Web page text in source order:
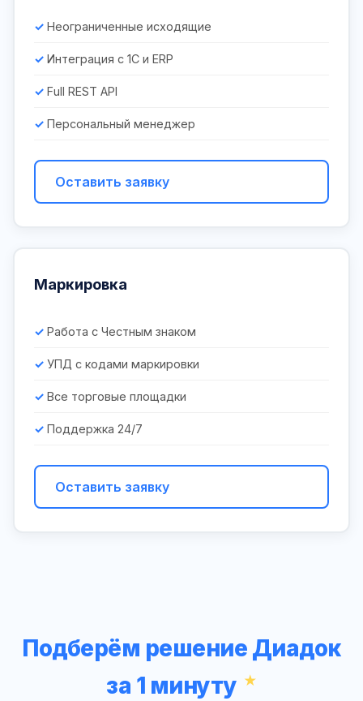
Неограниченные исходящие
Интеграция с 1С и ERP
Full REST API
Персональный менеджер
Оставить заявку
Маркировка
Работа с Честным знаком
УПД с кодами маркировки
Все торговые площадки
Поддержка 24/7
Оставить заявку
Подберём решение Диадок
за 1 минуту